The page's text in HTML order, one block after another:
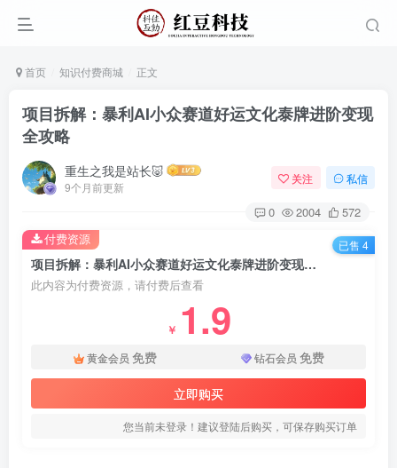
首页 知识付费商城 正文
项目拆解：暴利AI小众赛道好运文化泰牌进阶变现
全攻略
重生之我是站长🐷
9个月前更新
关注 私信
0 2004 572
项目拆解：暴利AI小众赛道好运文化泰牌进阶变现全攻略
此内容为付费资源，请付费后查看
￥ 1.9
黄金会员 免费 钻石会员 免费
立即购买
您当前未登录！建议登陆后购买，可保存购买订单
付费资源 已售 4